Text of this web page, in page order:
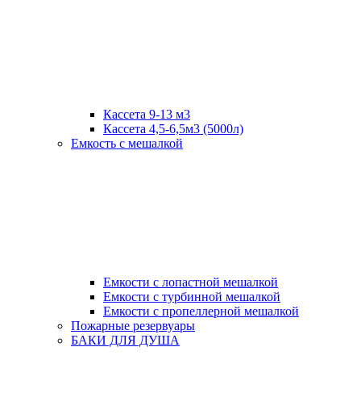
Кассета 9-13 м3
Кассета 4,5-6,5м3 (5000л)
Емкость с мешалкой
Емкости с лопастной мешалкой
Емкости с турбинной мешалкой
Емкости с пропеллерной мешалкой
Пожарные резервуары
БАКИ ДЛЯ ДУША